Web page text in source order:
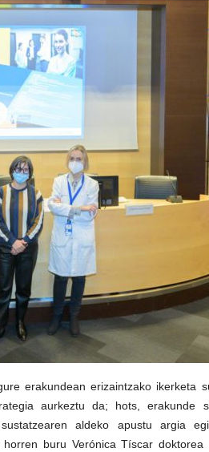
erakundean erizaintzako ikerketa
aurkeztu da; hots, erakunde
aldeko apustu argia
buru Verónica Tíscar doktorea